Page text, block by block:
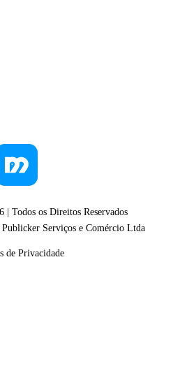
| Todos os Direitos Reservados
Serviços e Comércio Ltda
de Privacidade